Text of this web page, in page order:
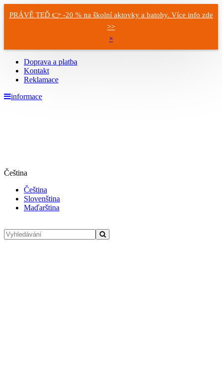
PRÁVĚ TEĎ 👉 -20 % na školní aktovky a batohy. Více info zde
>>
×
Doprava a platba
Kontakt
Reklamace
informace
Čeština
Čeština
Slovenština
Maďarština